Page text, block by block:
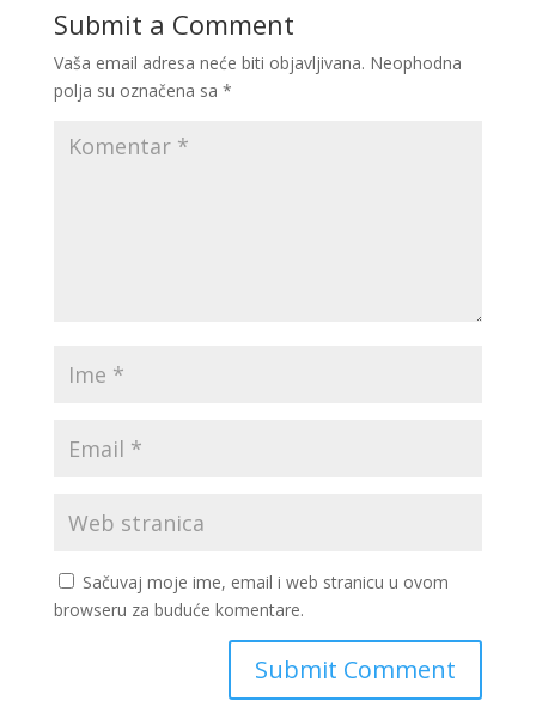
Submit a Comment
Vaša email adresa neće biti objavljivana. Neophodna
polja su označena sa *
Sačuvaj moje ime, email i web stranicu u ovom
browseru za buduće komentare.